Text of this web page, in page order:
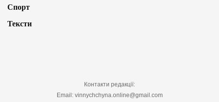
Спорт
Тексти
Контакти редакції:
Email: vinnychchyna.online@gmail.com